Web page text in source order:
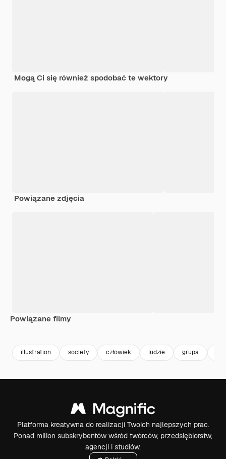
Mogą Ci się również spodobać te wektory
Powiązane zdjęcia
Powiązane filmy
illustration society człowiek ludzie grupa
Platforma kreatywna do realizacji Twoich najlepszych prac.
Ponad milion subskrybentów wśród twórców, przedsiębiorstw,
agencji i studiów.